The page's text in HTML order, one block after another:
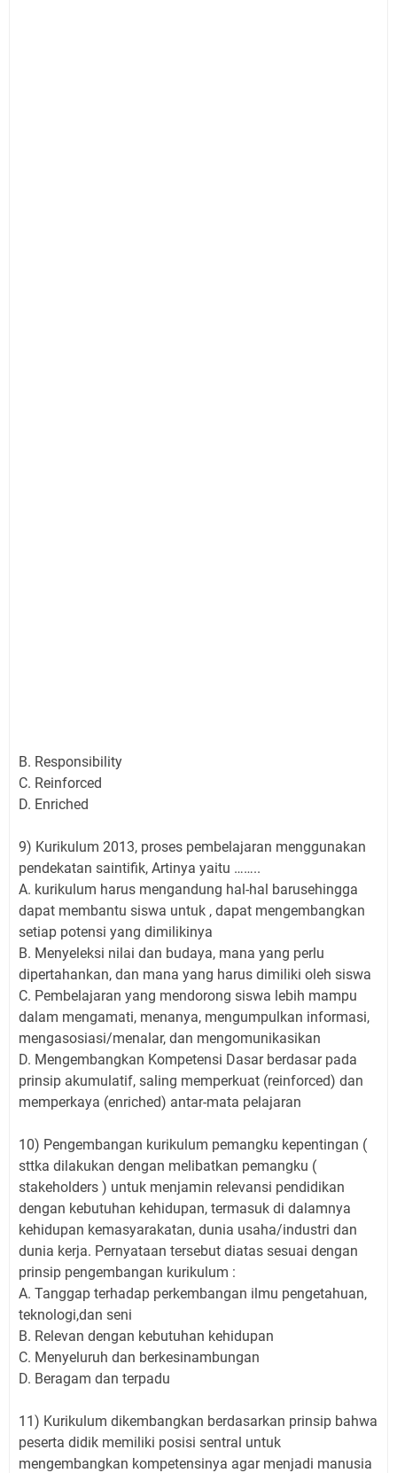
B. Responsibility
C. Reinforced
D. Enriched
9) Kurikulum 2013, proses pembelajaran menggunakan
pendekatan saintifik, Artinya yaitu ……..
A. kurikulum harus mengandung hal-hal barusehingga
dapat membantu siswa untuk , dapat mengembangkan
setiap potensi yang dimilikinya
B. Menyeleksi nilai dan budaya, mana yang perlu
dipertahankan, dan mana yang harus dimiliki oleh siswa
C. Pembelajaran yang mendorong siswa lebih mampu
dalam mengamati, menanya, mengumpulkan informasi,
mengasosiasi/menalar, dan mengomunikasikan
D. Mengembangkan Kompetensi Dasar berdasar pada
prinsip akumulatif, saling memperkuat (reinforced) dan
memperkaya (enriched) antar-mata pelajaran
10) Pengembangan kurikulum pemangku kepentingan (
sttka dilakukan dengan melibatkan pemangku (
stakeholders ) untuk menjamin relevansi pendidikan
dengan kebutuhan kehidupan, termasuk di dalamnya
kehidupan kemasyarakatan, dunia usaha/industri dan
dunia kerja. Pernyataan tersebut diatas sesuai dengan
prinsip pengembangan kurikulum :
A. Tanggap terhadap perkembangan ilmu pengetahuan,
teknologi,dan seni
B. Relevan dengan kebutuhan kehidupan
C. Menyeluruh dan berkesinambungan
D. Beragam dan terpadu
11) Kurikulum dikembangkan berdasarkan prinsip bahwa
peserta didik memiliki posisi sentral untuk
mengembangkan kompetensinya agar menjadi manusia